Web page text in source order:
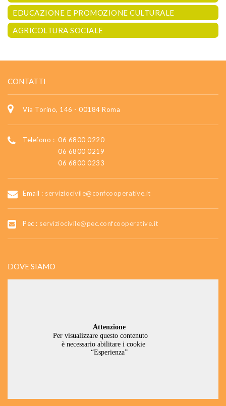
EDUCAZIONE E PROMOZIONE CULTURALE
AGRICOLTURA SOCIALE
CONTATTI
Via Torino, 146 - 00184 Roma
Telefono : 06 6800 0220
06 6800 0219
06 6800 0233
Email : serviziocivile@confcooperative.it
Pec : serviziocivile@pec.confcooperative.it
DOVE SIAMO